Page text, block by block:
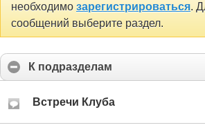
необходимо зарегистрироваться.
сообщений выберите раздел.
К подразделам
Встречи Клуба